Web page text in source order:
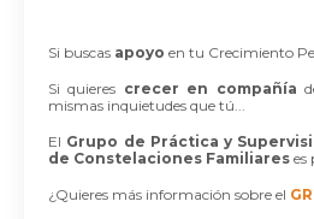
Si buscas apoyo en tu Crecimiento
Si quieres crecer en compañía
mismas inquietudes que tú...
El Grupo de Práctica y
de Constelaciones Familiares es
¿Quieres más información sobre el